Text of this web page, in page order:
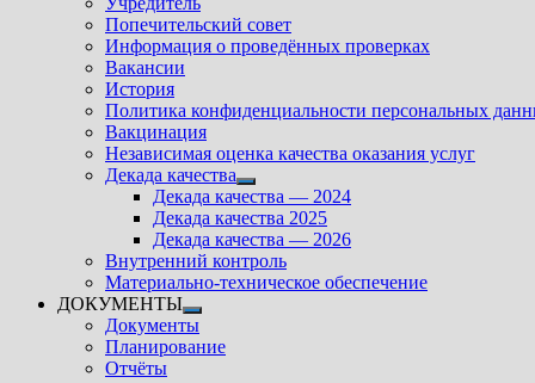
Попечительский совет
Информация о проведённых проверках
Вакансии
История
Политика конфиденциальности персональных
Вакцинация
Независимая оценка качества оказания услуг
Декада качества
Показать
подменю
Декада качества — 2024
Декада качества 2025
Декада качества — 2026
Внутренний контроль
Материально-техническое обеспечение
ДОКУМЕНТЫ
Показать
подменю
Документы
Планирование
Отчёты